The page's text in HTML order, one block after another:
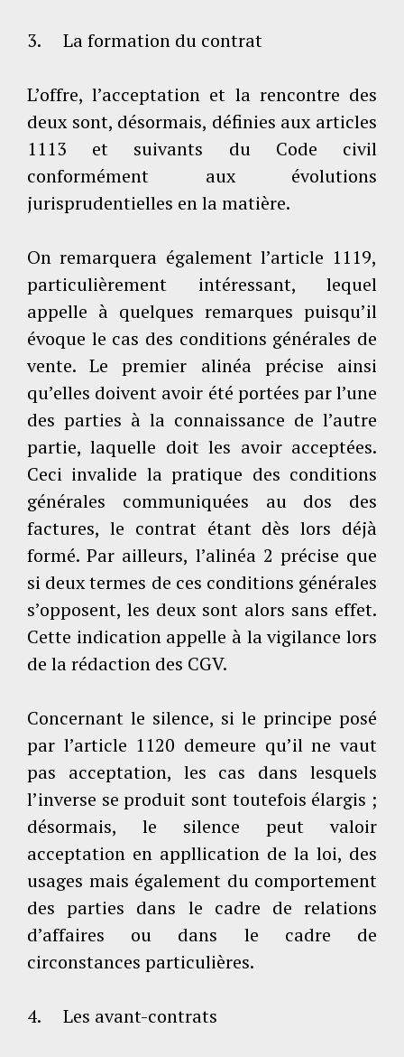
3. La formation du contrat
L’offre, l’acceptation et la rencontre des
deux sont, désormais, définies aux articles
1113 et suivants du Code civil
conformément aux évolutions
jurisprudentielles en la matière.
On remarquera également l’article 1119,
particulièrement intéressant, lequel
appelle à quelques remarques puisqu’il
évoque le cas des conditions générales de
vente. Le premier alinéa précise ainsi
qu’elles doivent avoir été portées par l’une
des parties à la connaissance de l’autre
partie, laquelle doit les avoir acceptées.
Ceci invalide la pratique des conditions
générales communiquées au dos des
factures, le contrat étant dès lors déjà
formé. Par ailleurs, l’alinéa 2 précise que
si deux termes de ces conditions générales
s’opposent, les deux sont alors sans effet.
Cette indication appelle à la vigilance lors
de la rédaction des CGV.
Concernant le silence, si le principe posé
par l’article 1120 demeure qu’il ne vaut
pas acceptation, les cas dans lesquels
l’inverse se produit sont toutefois élargis ;
désormais, le silence peut valoir
acceptation en appllication de la loi, des
usages mais également du comportement
des parties dans le cadre de relations
d’affaires ou dans le cadre de
circonstances particulières.
4. Les avant-contrats